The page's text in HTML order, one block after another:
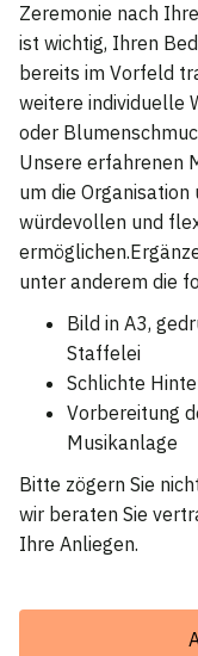
Zeremonie nach
ist wichtig, Ihren
bereits im Vorfeld
weitere individuelle
oder
Unsere erfahrenen
um die
würdevollen und
unter anderem die
Bild in A3,
Staffelei
Schlichte
Vorbereitung
Musikanlage
Bitte zögern Sie
wir beraten Sie
Ihre Anliegen.